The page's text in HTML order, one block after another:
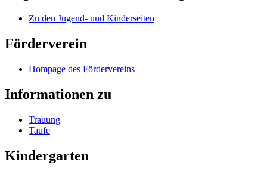
Zu den Jugend- und Kinderseiten
Förderverein
Hompage des Fördervereins
Informationen zu
Trauung
Taufe
Kindergarten